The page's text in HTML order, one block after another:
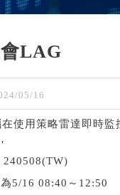
LAG
05/16
使用策略雷達即時
240508(TW)
5/16 08:40～12:50